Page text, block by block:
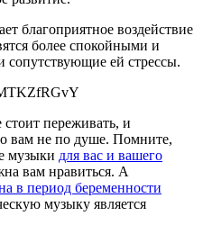
благоприятное воздействие
более спокойными и
сопутствующие ей стрессы.
переживать, и
вам не по душе. Помните,
музыки для вас и вашего
вам нравиться. А
в период беременности
музыку является